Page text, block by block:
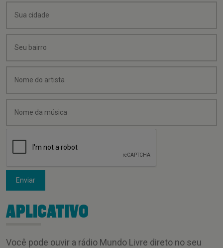
Enviar
APLICATIVO
Você pode ouvir a rádio Mundo Livre direto no seu